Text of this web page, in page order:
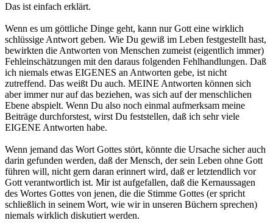
Das ist einfach erklärt.
Wenn es um göttliche Dinge geht, kann nur Gott eine wirklich
schlüssige Antwort geben. Wie Du gewiß im Leben festgestellt hast,
bewirkten die Antworten von Menschen zumeist (eigentlich immer)
Fehleinschätzungen mit den daraus folgenden Fehlhandlungen. Daß
ich niemals etwas EIGENES an Antworten gebe, ist nicht
zutreffend. Das weißt Du auch. MEINE Antworten können sich
aber immer nur auf das beziehen, was sich auf der menschlichen
Ebene abspielt. Wenn Du also noch einmal aufmerksam meine
Beiträge durchforstest, wirst Du feststellen, daß ich sehr viele
EIGENE Antworten habe.
Wenn jemand das Wort Gottes stört, könnte die Ursache sicher auch
darin gefunden werden, daß der Mensch, der sein Leben ohne Gott
führen will, nicht gern daran erinnert wird, daß er letztendlich vor
Gott verantwortlich ist. Mir ist aufgefallen, daß die Kernaussagen
des Wortes Gottes von jenen, die die Stimme Gottes (er spricht
schließlich in seinem Wort, wie wir in unseren Büchern sprechen)
niemals wirklich diskutiert werden.